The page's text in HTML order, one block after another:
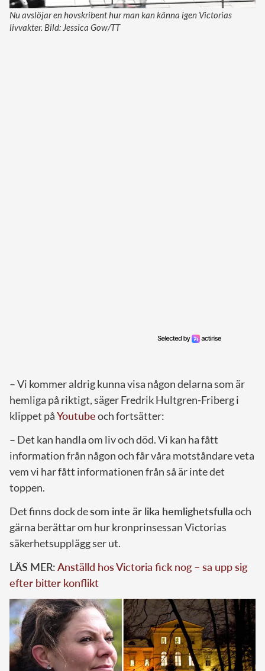
Nu avslöjar en hovskribent hur man kan känna igen Victorias
livvakter. Bild: Jessica Gow/TT
– Vi kommer aldrig kunna visa någon delarna som är
hemliga på riktigt, säger Fredrik Hultgren-Friberg i
klippet påYoutubeoch fortsätter:
– Det kan handla om liv och död. Vi kan ha fått
information från någon och får våra motståndare veta
vem vi har fått informationen från så är inte det
toppen.
Det finns dock desom inte är lika hemlighetsfullaoch
gärna berättar om hur kronprinsessan Victorias
säkerhetsupplägg ser ut.
LÄS MER:Anställd hos Victoria fick nog – sa upp sig
efter bitter konflikt